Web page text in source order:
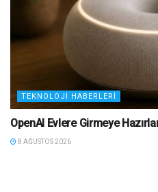
TEKNOLOJI HABERLERI
OpenAI Evlere Girmeye
8 AĞUSTOS 2026